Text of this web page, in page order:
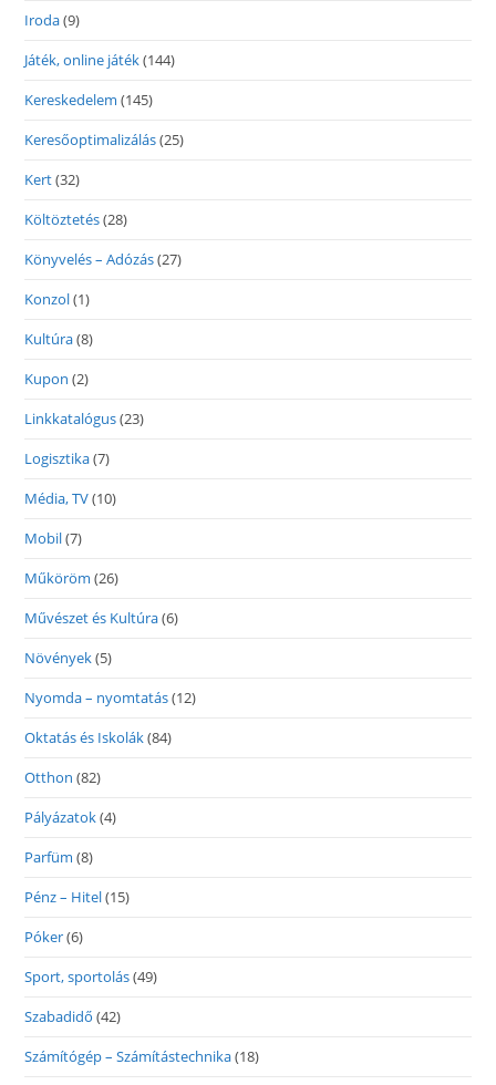
Iroda(9)
Játék, online játék(144)
Kereskedelem (145)
Keresőoptimalizálás(25)
Kert(32)
Költöztetés(28)
Könyvelés – Adózás(27)
Konzol(1)
Kultúra(8)
Kupon (2)
Linkkatalógus(23)
Logisztika(7)
Média, TV(10)
Mobil(7)
Műköröm (26)
Művészet és Kultúra(6)
Növények(5)
Nyomda – nyomtatás(12)
Oktatás és Iskolák(84)
Otthon (82)
Pályázatok(4)
Parfüm (8)
Pénz – Hitel(15)
Póker(6)
Sport, sportolás(49)
Szabadidő (42)
Számítógép – Számítástechnika(18)